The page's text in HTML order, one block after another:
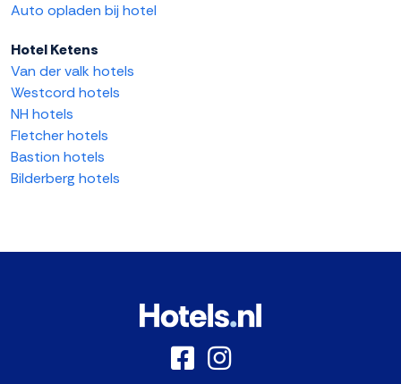
Auto opladen bij hotel
Hotel Ketens
Van der valk hotels
Westcord hotels
NH hotels
Fletcher hotels
Bastion hotels
Bilderberg hotels